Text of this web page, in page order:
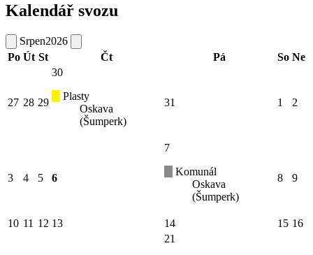
Kalendář svozu
Srpen2026
Po Út St Čt Pá So Ne
27 28 29
30
Plasty
Oskava
(Šumperk)
31 1 2
3 4 5 6
7
Komunál
Oskava
(Šumperk)
8 9
10 11 12 13 14 15 16
21